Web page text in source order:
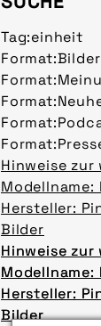
Tag:einheit
Format:Bilder
Format:
Format:
Format:
Format:
Hinweise zur
Modellname:
Hersteller:
Bilder
Hinweise zur
Modellname:
Hersteller:
Bilder
Hinweise zur
Modellname:
Hersteller:
Bilder